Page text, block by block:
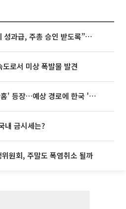
김정관 장관 “반도체 성과급, 주총 승인 받도록”…상법·자본시장법 개정 시사
도로서 미상 폭발물 발견
태풍 '돌핀' 이어 '찬홈' 등장…예상 경로에 한국 '한숨'
내 금시세는?
원회, 주말도 폭염취소 될까